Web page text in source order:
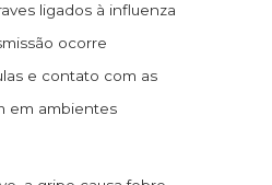
ligados à influenza
ocorre
e contato com as
em ambientes